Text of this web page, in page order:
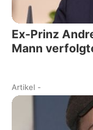
Ex-Prinz
Mann
Artikel -